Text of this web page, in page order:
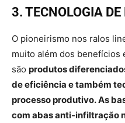
3. TECNOLOGIA
O pioneirismo nos ralos
muito além dos benefícios
são produtos
de eficiência e também
processo produtivo. As
com abas anti-infiltração